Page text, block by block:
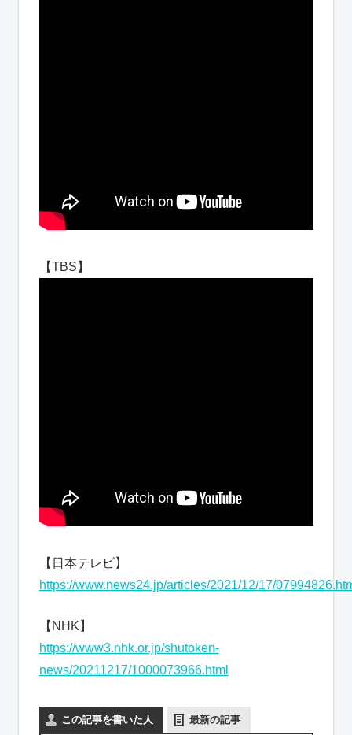
【TBS】
【日本テレビ】
https://www.news24.jp/articles/2021/12/17/
【NHK】
https://www3.nhk.or.jp/shutoken-
news/20211217/1000073966.html
この記事を書いた人 最新の記事